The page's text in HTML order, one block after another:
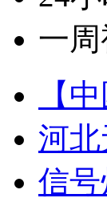
一
【
河
信号